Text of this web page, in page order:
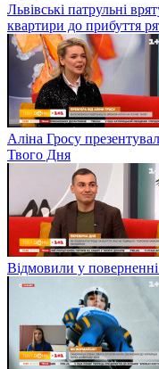
Львівські патрульні
квартири до прибуття
Аліна Гросу
Твого Дня
Відмовили у